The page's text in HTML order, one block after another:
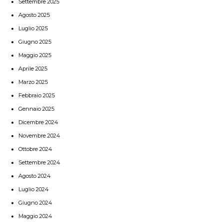
Settembre 2025
Agosto 2025
Luglio 2025
Giugno 2025
Maggio 2025
Aprile 2025
Marzo 2025
Febbraio 2025
Gennaio 2025
Dicembre 2024
Novembre 2024
Ottobre 2024
Settembre 2024
Agosto 2024
Luglio 2024
Giugno 2024
Maggio 2024